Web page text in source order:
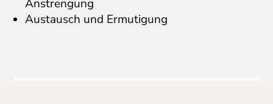
Anstrengung
Austausch und Ermutigung